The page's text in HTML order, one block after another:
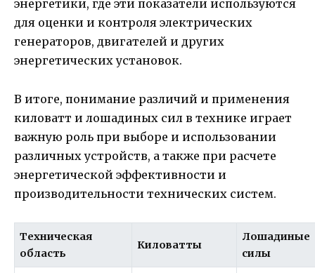
энергетики, где эти показатели используются
для оценки и контроля электрических
генераторов, двигателей и других
энергетических установок.
В итоге, понимание различий и применения
киловатт и лошадиных сил в технике играет
важную роль при выборе и использовании
различных устройств, а также при расчете
энергетической эффективности и
производительности технических систем.
Техническая
область
Киловатты
Лошадиные
силы